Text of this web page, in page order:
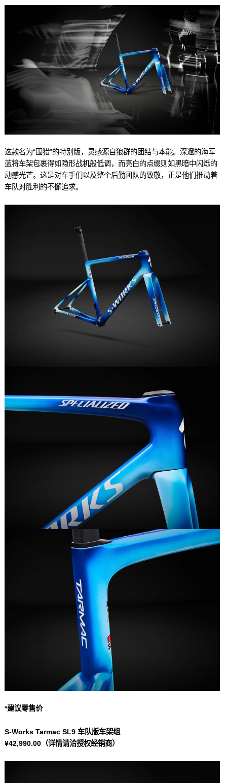
这款名为“围猎”的特别版，灵感源自狼群的团结与本能。深邃的海军
蓝将车架包裹得如隐形战机般低调，而亮白的点缀则如黑暗中闪烁的
动感光芒。这是对车手们以及整个后勤团队的致敬，正是他们推动着
车队对胜利的不懈追求。
*建议零售价
S-Works Tarmac SL9 车队版车架组
¥42,990.00（详情请洽授权经销商）